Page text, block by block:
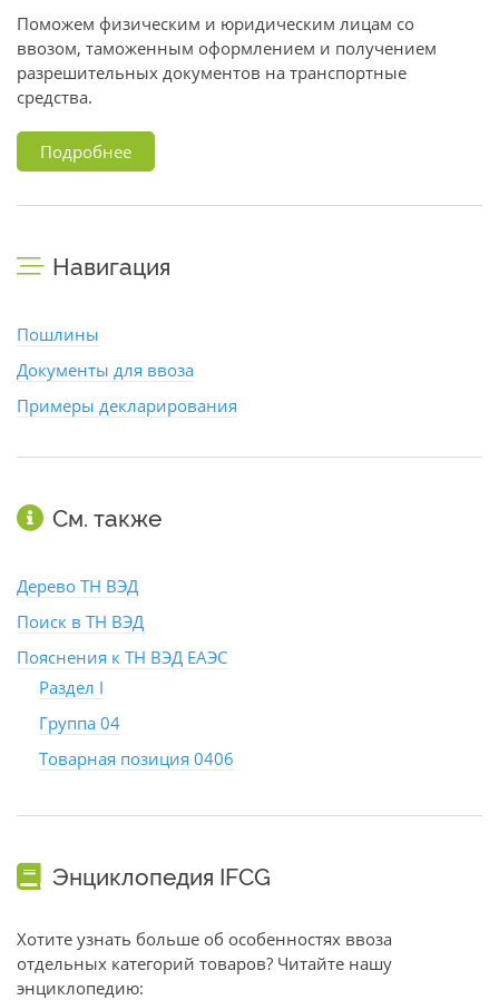
Поможем физическим и юридическим лицам со
ввозом, таможенным оформлением и получением
разрешительных документов на транспортные
средства.
Подробнее
Навигация
Пошлины
Документы для ввоза
Примеры декларирования
См. также
Дерево ТН ВЭД
Поиск в ТН ВЭД
Пояснения к ТН ВЭД ЕАЭС
Раздел I
Группа 04
Товарная позиция 0406
Энциклопедия IFCG
Хотите узнать больше об особенностях ввоза
отдельных категорий товаров? Читайте нашу
энциклопедию: